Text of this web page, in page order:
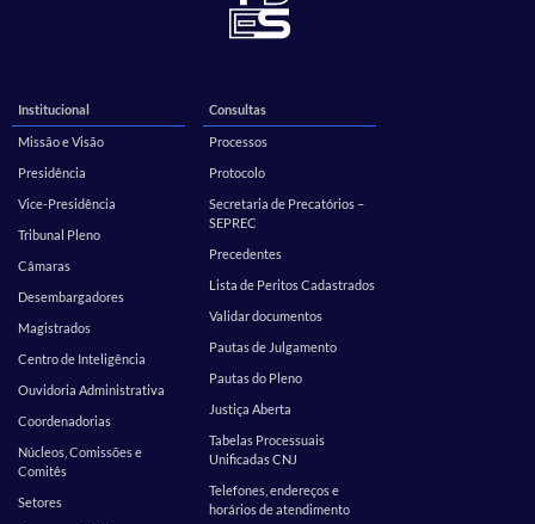
Institucional
Missão e Visão
Presidência
Vice-Presidência
Tribunal Pleno
Câmaras
Desembargadores
Magistrados
Centro de Inteligência
Ouvidoria Administrativa
Coordenadorias
Núcleos, Comissões e
Comitês
Setores
Consultas
Processos
Protocolo
Secretaria de Precatórios –
SEPREC
Precedentes
Lista de Peritos Cadastrados
Validar documentos
Pautas de Julgamento
Pautas do Pleno
Justiça Aberta
Tabelas Processuais
Unificadas CNJ
Telefones, endereços e
horários de atendimento